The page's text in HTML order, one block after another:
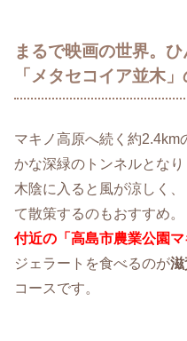
まるで映画の世界。
「メタセコイア並木
マキノ高原へ続く約2.4km
かな深緑のトンネルとなり
木陰に入ると風が涼しく
て散策するのもおすすめ。
付近の「高島市農業公園マ
ジェラートを食べるのが滋
コースです。